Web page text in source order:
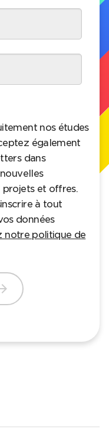
nos études
également
dans
projets et offres.
à tout
données
notre politique de